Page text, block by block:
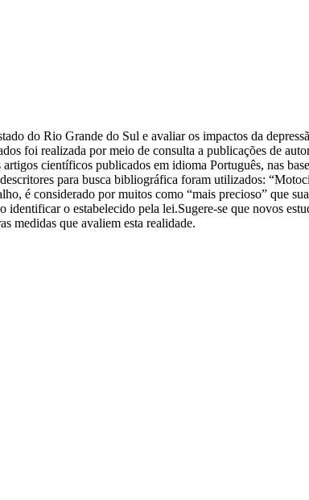
do Rio Grande do Sul e avaliar os impactos da
foi realizada por meio de consulta a publicações de
científicos publicados em idioma Português, nas
para busca bibliográfica foram utilizados:
é considerado por muitos como “mais precioso” que
o estabelecido pela lei.Sugere-se que novos
medidas que avaliem esta realidade.